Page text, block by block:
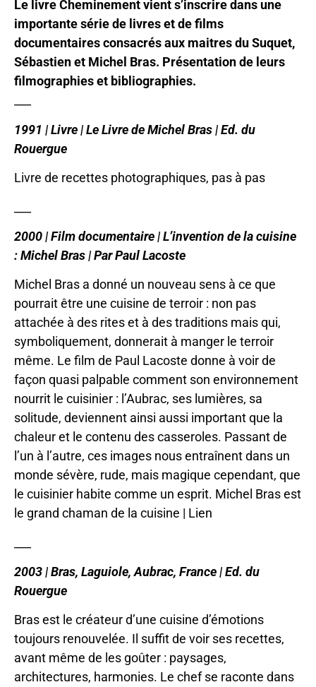
Le livre Cheminement vient s’inscrire dans une
importante série de livres et de films
documentaires consacrés aux maitres du Suquet,
Sébastien et Michel Bras. Présentation de leurs
filmographies et bibliographies.
1991 | Livre | Le Livre de Michel Bras | Ed. du
Rouergue
Livre de recettes photographiques, pas à pas
2000 | Film documentaire | L’invention de la cuisine
: Michel Bras | Par Paul Lacoste
Michel Bras a donné un nouveau sens à ce que
pourrait être une cuisine de terroir : non pas
attachée à des rites et à des traditions mais qui,
symboliquement, donnerait à manger le terroir
même. Le film de Paul Lacoste donne à voir de
façon quasi palpable comment son environnement
nourrit le cuisinier : l’Aubrac, ses lumières, sa
solitude, deviennent ainsi aussi important que la
chaleur et le contenu des casseroles. Passant de
l’un à l’autre, ces images nous entraînent dans un
monde sévère, rude, mais magique cependant, que
le cuisinier habite comme un esprit. Michel Bras est
le grand chaman de la cuisine | Lien
2003 | Bras, Laguiole, Aubrac, France | Ed. du
Rouergue
Bras est le créateur d’une cuisine d’émotions
toujours renouvelée. Il suffit de voir ses recettes,
avant même de les goûter : paysages,
architectures, harmonies. Le chef se raconte dans